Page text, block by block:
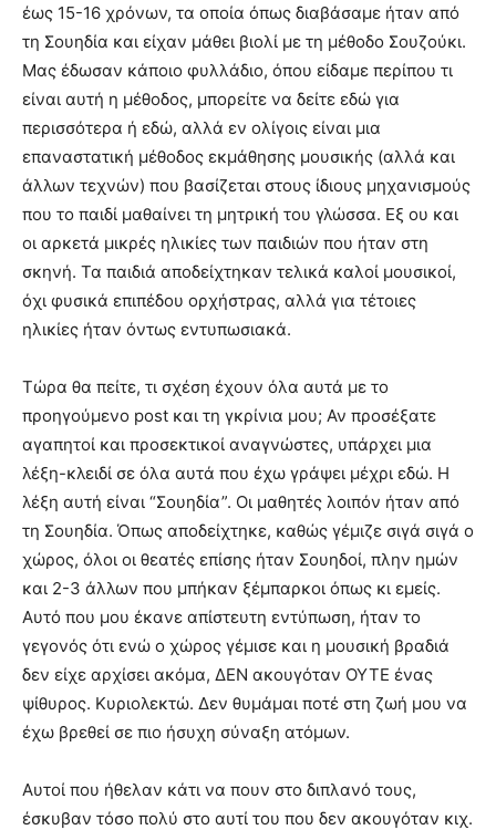
έως 15-16 χρόνων, τα οποία όπως διαβάσαμε ήταν από
τη Σουηδία και είχαν μάθει βιολί με τη μέθοδο Σουζούκι.
Μας έδωσαν κάποιο φυλλάδιο, όπου είδαμε περίπου τι
είναι αυτή η μέθοδος, μπορείτε να δείτε εδώ για
περισσότερα ή εδώ, αλλά εν ολίγοις είναι μια
επαναστατική μέθοδος εκμάθησης μουσικής (αλλά και
άλλων τεχνών) που βασίζεται στους ίδιους μηχανισμούς
που το παιδί μαθαίνει τη μητρική του γλώσσα. Εξ ου και
οι αρκετά μικρές ηλικίες των παιδιών που ήταν στη
σκηνή. Τα παιδιά αποδείχτηκαν τελικά καλοί μουσικοί,
όχι φυσικά επιπέδου ορχήστρας, αλλά για τέτοιες
ηλικίες ήταν όντως εντυπωσιακά.
Τώρα θα πείτε, τι σχέση έχουν όλα αυτά με το
προηγούμενο post και τη γκρίνια μου; Αν προσέξατε
αγαπητοί και προσεκτικοί αναγνώστες, υπάρχει μια
λέξη-κλειδί σε όλα αυτά που έχω γράψει μέχρι εδώ. Η
λέξη αυτή είναι “Σουηδία”. Οι μαθητές λοιπόν ήταν από
τη Σουηδία. Όπως αποδείχτηκε, καθώς γέμιζε σιγά σιγά ο
χώρος, όλοι οι θεατές επίσης ήταν Σουηδοί, πλην ημών
και 2-3 άλλων που μπήκαν ξέμπαρκοι όπως κι εμείς.
Αυτό που μου έκανε απίστευτη εντύπωση, ήταν το
γεγονός ότι ενώ ο χώρος γέμισε και η μουσική βραδιά
δεν είχε αρχίσει ακόμα, ΔΕΝ ακουγόταν ΟΥΤΕ ένας
ψίθυρος. Κυριολεκτώ. Δεν θυμάμαι ποτέ στη ζωή μου να
έχω βρεθεί σε πιο ήσυχη σύναξη ατόμων.
Αυτοί που ήθελαν κάτι να πουν στο διπλανό τους,
έσκυβαν τόσο πολύ στο αυτί του που δεν ακουγόταν κιχ.